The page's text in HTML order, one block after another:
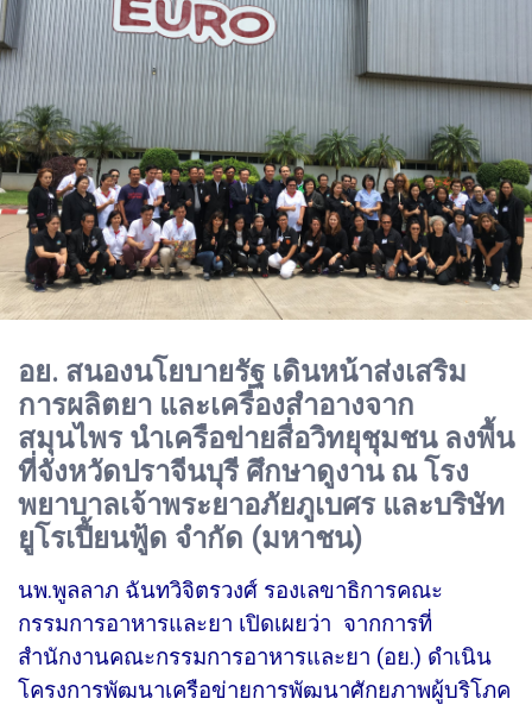
อย. สนองนโยบายรัฐ เดินหน้าส่งเสริม
การผลิตยา และเครื่องสำอางจาก
สมุนไพร นำเครือข่ายสื่อวิทยุชุมชน ลงพื้น
ที่จังหวัดปราจีนบุรี ศึกษาดูงาน ณ โรง
พยาบาลเจ้าพระยาอภัยภูเบศร และบริษัท
ยูโรเปี้ยนฟู้ด จำกัด (มหาชน)
นพ.พูลลาภ ฉันทวิจิตรวงศ์ รองเลขาธิการคณะ
กรรมการอาหารและยา เปิดเผยว่า จากการที่
สำนักงานคณะกรรมการอาหารและยา (อย.) ดำเนิน
โครงการพัฒนาเครือข่ายการพัฒนาศักยภาพผู้บริโภค